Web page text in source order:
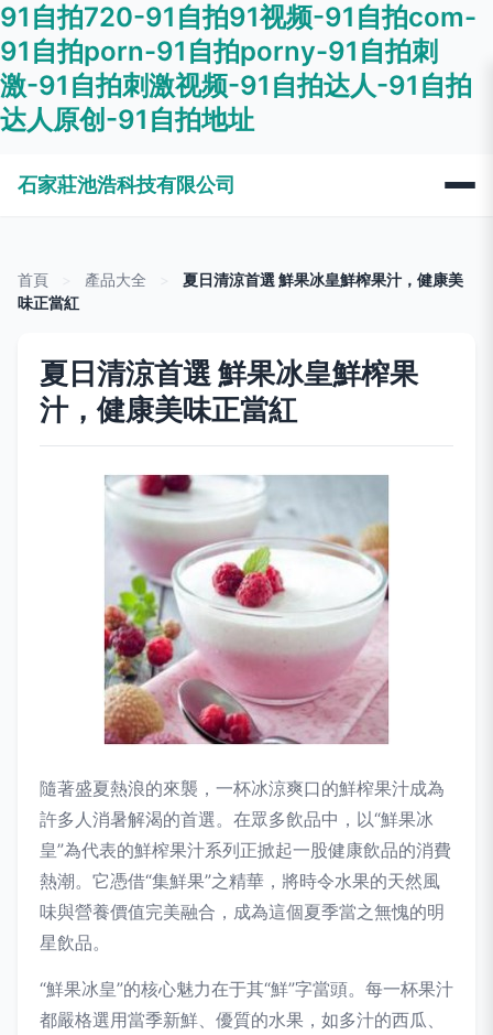
91自拍720-91自拍91视频-91自拍com-
91自拍porn-91自拍porny-91自拍刺
激-91自拍刺激视频-91自拍达人-91自拍
达人原创-91自拍地址
石家莊池浩科技有限公司
首頁 產品大全
夏日清涼首選 鮮果冰皇鮮榨果汁，健康美
味正當紅
夏日清涼首選 鮮果冰皇鮮榨果
汁，健康美味正當紅
隨著盛夏熱浪的來襲，一杯冰涼爽口的鮮榨果汁成為
許多人消暑解渴的首選。在眾多飲品中，以“鮮果冰
皇”為代表的鮮榨果汁系列正掀起一股健康飲品的消費
熱潮。它憑借“集鮮果”之精華，將時令水果的天然風
味與營養價值完美融合，成為這個夏季當之無愧的明
星飲品。
“鮮果冰皇”的核心魅力在于其“鮮”字當頭。每一杯果汁
都嚴格選用當季新鮮、優質的水果，如多汁的西瓜、